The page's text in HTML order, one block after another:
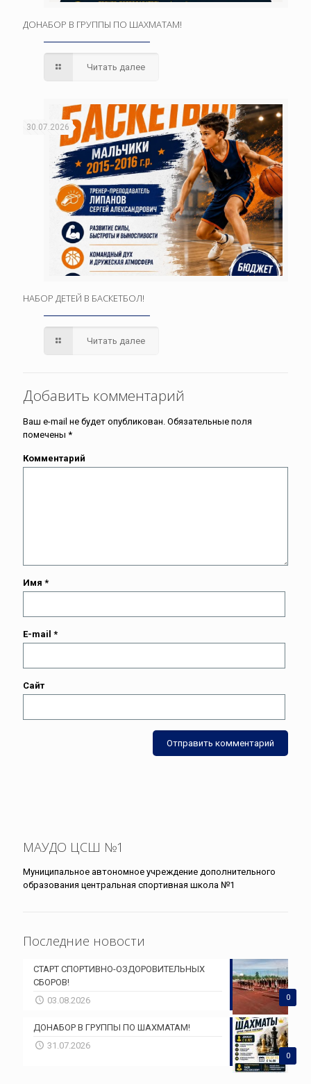
ДОНАБОР В ГРУППЫ ПО ШАХМАТАМ!
Читать далее
30.07.2026
НАБОР ДЕТЕЙ В БАСКЕТБОЛ!
Читать далее
Добавить комментарий
Ваш e-mail не будет опубликован. Обязательные поля
помечены *
Комментарий
Имя *
E-mail *
Сайт
МАУДО ЦСШ №1
Муниципальное автономное учреждение дополнительного
образования центральная спортивная школа №1
Последние новости
0
СТАРТ СПОРТИВНО-ОЗДОРОВИТЕЛЬНЫХ
СБОРОВ!
03.08.2026
0
ДОНАБОР В ГРУППЫ ПО ШАХМАТАМ!
31.07.2026